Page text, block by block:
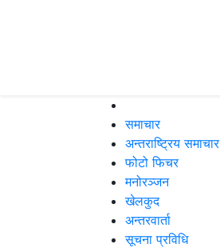
समाचार
अन्तराष्ट्रिय समाचार
फोटो फिचर
मनोरञ्जन
खेलकुद
अन्तरवार्ता
सूचना प्रविधि